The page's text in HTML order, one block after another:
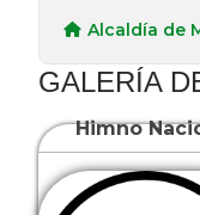
Alcaldía de
​GALE​RÍA
Himno